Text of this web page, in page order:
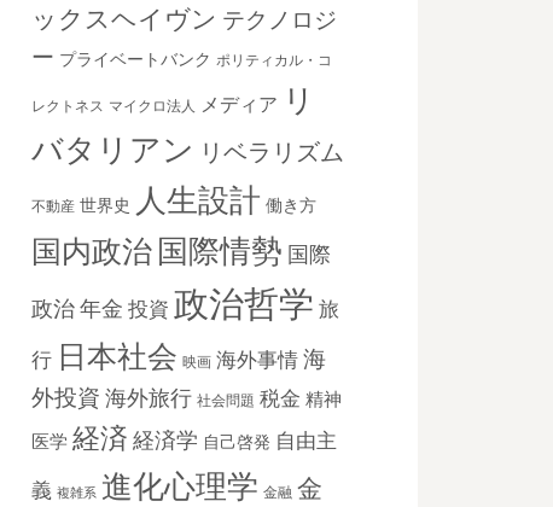
ックスヘイヴン テクノロジ
ー プライベートバンク ポリティカル・コ
レクトネス マイクロ法人 メディア
リ
バタリアン リベラリズム
不動産 世界史 人生設計 働き方
国内政治 国際情勢 国際
政治 年金 投資 政治哲学 旅
行 日本社会 映画 海外事情 海
外投資 海外旅行 社会問題 税金 精神
医学 経済 経済学 自己啓発 自由主
義 複雑系 進化心理学 金融 金